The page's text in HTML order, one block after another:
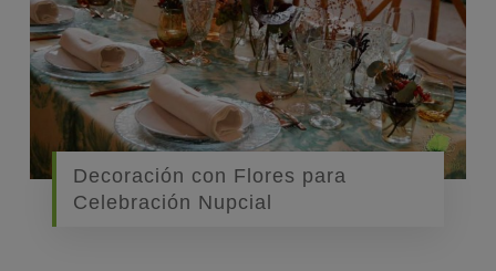
Decoración con Flores para
Celebración Nupcial